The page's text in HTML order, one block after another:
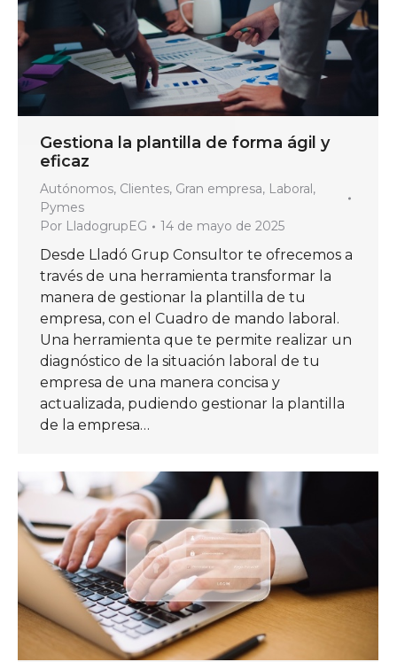
Gestiona la plantilla de forma ágil y
eficaz
Autónomos, Clientes, Gran empresa, Laboral,
Pymes
Por LladogrupEG 14 de mayo de 2025
Desde Lladó Grup Consultor te ofrecemos a
través de una herramienta transformar la
manera de gestionar la plantilla de tu
empresa, con el Cuadro de mando laboral.
Una herramienta que te permite realizar un
diagnóstico de la situación laboral de tu
empresa de una manera concisa y
actualizada, pudiendo gestionar la plantilla
de la empresa…